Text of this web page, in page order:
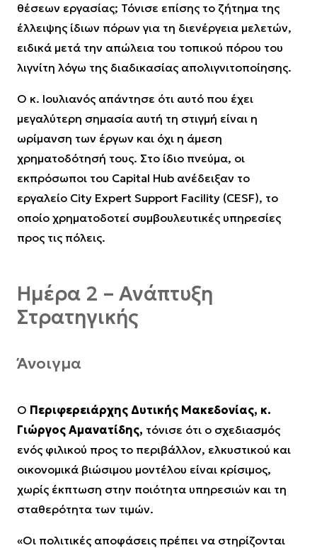
θέσεων εργασίας; Τόνισε επίσης το ζήτημα της
έλλειψης ίδιων πόρων για τη διενέργεια μελετών,
ειδικά μετά την απώλεια του τοπικού πόρου του
λιγνίτη λόγω της διαδικασίας απολιγνιτοποίησης.
Ο κ. Ιουλιανός απάντησε ότι αυτό που έχει
μεγαλύτερη σημασία αυτή τη στιγμή είναι η
ωρίμανση των έργων και όχι η άμεση
χρηματοδότησή τους. Στο ίδιο πνεύμα, οι
εκπρόσωποι του Capital Hub ανέδειξαν το
εργαλείο City Expert Support Facility (CESF), το
οποίο χρηματοδοτεί συμβουλευτικές υπηρεσίες
προς τις πόλεις.
Ημέρα 2 – Ανάπτυξη
Στρατηγικής
Άνοιγμα
Ο Περιφερειάρχης Δυτικής Μακεδονίας, κ.
Γιώργος Αμανατίδης, τόνισε ότι ο σχεδιασμός
ενός φιλικού προς το περιβάλλον, ελκυστικού και
οικονομικά βιώσιμου μοντέλου είναι κρίσιμος,
χωρίς έκπτωση στην ποιότητα υπηρεσιών και τη
σταθερότητα των τιμών.
«Οι πολιτικές αποφάσεις πρέπει να στηρίζονται